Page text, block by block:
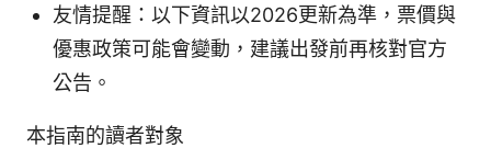
友情提醒：以下資訊以2026更新為準，票價與
優惠政策可能會變動，建議出發前再核對官方
公告。
本指南的讀者對象